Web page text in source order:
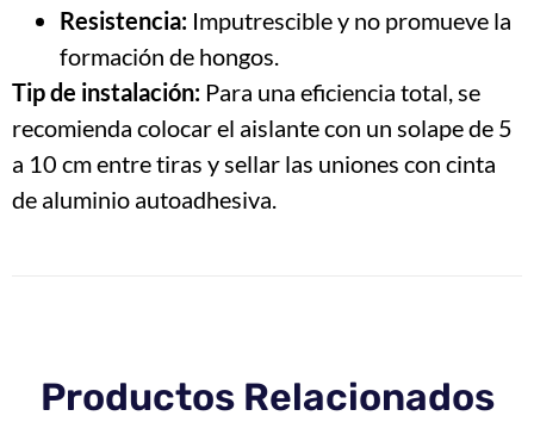
Resistencia: Imputrescible y no promueve la
formación de hongos.
Tip de instalación: Para una eficiencia total, se
recomienda colocar el aislante con un solape de 5
a 10 cm entre tiras y sellar las uniones con cinta
de aluminio autoadhesiva.
Productos Relacionados